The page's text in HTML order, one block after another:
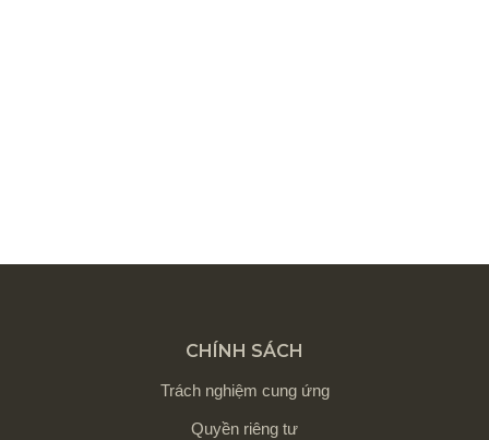
CHÍNH SÁCH
Trách nghiệm cung ứng
Quyền riêng tư